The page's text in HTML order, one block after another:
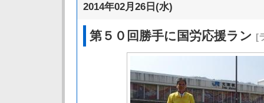
2014年02月26日(水)
第５０回勝手に国労応援ラン [